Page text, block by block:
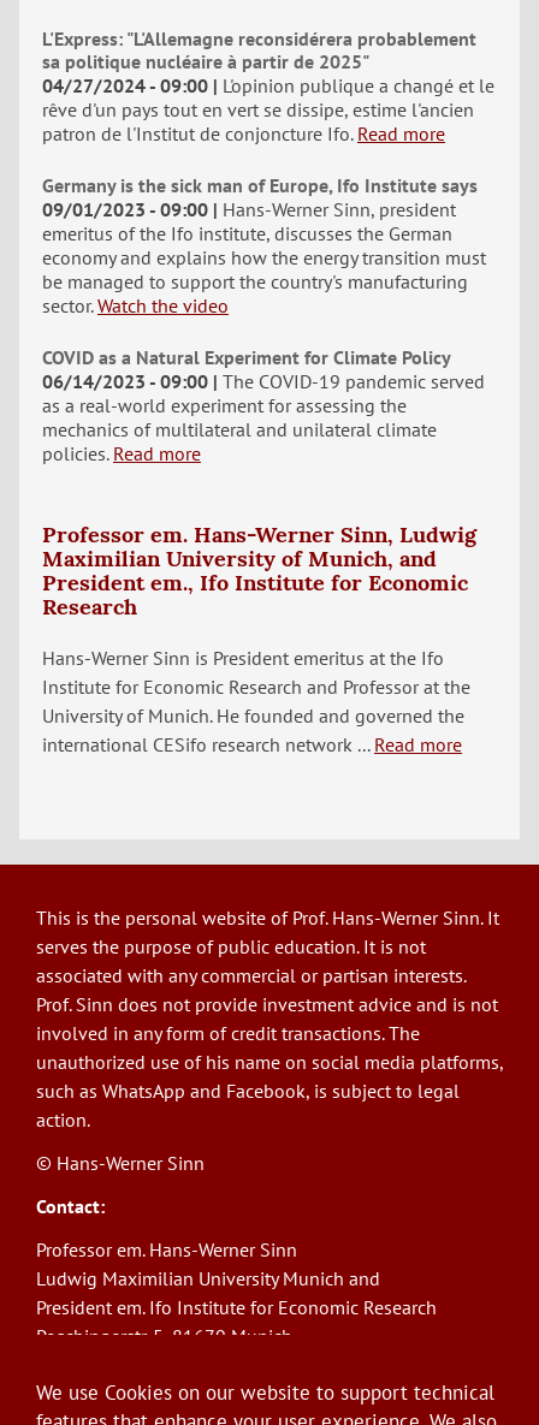
L'Express: "L'Allemagne reconsidérera probablement
sa politique nucléaire à partir de 2025"
04/27/2024 - 09:00
L'opinion publique a changé et le
rêve d'un pays tout en vert se dissipe, estime l'ancien
patron de l'Institut de conjoncture Ifo. Read more
Germany is the sick man of Europe, Ifo Institute says
09/01/2023 - 09:00
Hans-Werner Sinn, president
emeritus of the Ifo institute, discusses the German
economy and explains how the energy transition must
be managed to support the country's manufacturing
sector. Watch the video
COVID as a Natural Experiment for Climate Policy
06/14/2023 - 09:00 The COVID-19 pandemic served
as a real-world experiment for assessing the
mechanics of multilateral and unilateral climate
policies. Read more
Professor em. Hans-Werner Sinn, Ludwig
Maximilian University of Munich, and
President em., Ifo Institute for Economic
Research
Hans-Werner Sinn is President emeritus at the Ifo
Institute for Economic Research and Professor at the
University of Munich. He founded and governed the
international CESifo research network ... Read more
This is the personal website of Prof. Hans-Werner Sinn. It
serves the purpose of public education. It is not
associated with any commercial or partisan interests.
Prof. Sinn does not provide investment advice and is not
involved in any form of credit transactions. The
unauthorized use of his name on social media platforms,
such as WhatsApp and Facebook, is subject to legal
action.
© Hans-Werner Sinn
Contact:
Professor em. Hans-Werner Sinn
Ludwig Maximilian University Munich and
President em. Ifo Institute for Economic Research
Poschingerstr. 5, 81679 Munich
E-Mail: sinn@ifo.de
We use Cookies on our website to support technical